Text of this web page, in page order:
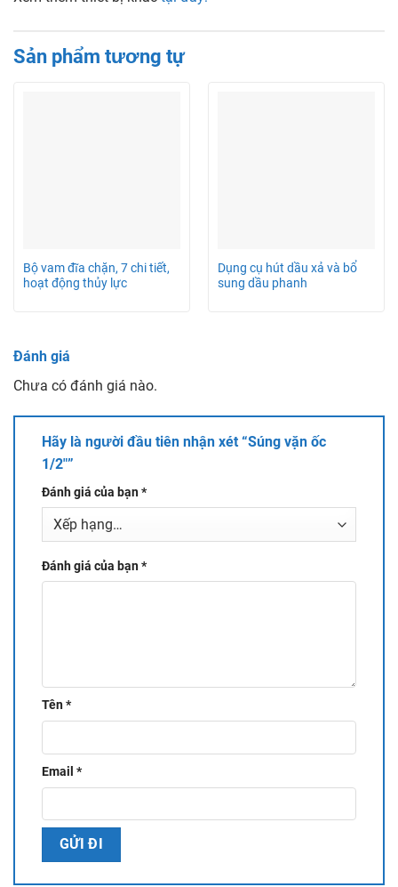
Sản phẩm tương tự
Bộ vam đĩa chặn, 7 chi tiết,
hoạt động thủy lực
Dụng cụ hút dầu xả và bổ
sung dầu phanh
Đánh giá
Chưa có đánh giá nào.
Hãy là người đầu tiên nhận xét “Súng vặn ốc
1/2″”
Đánh giá của bạn*
Đánh giá của bạn*
Tên*
Email *